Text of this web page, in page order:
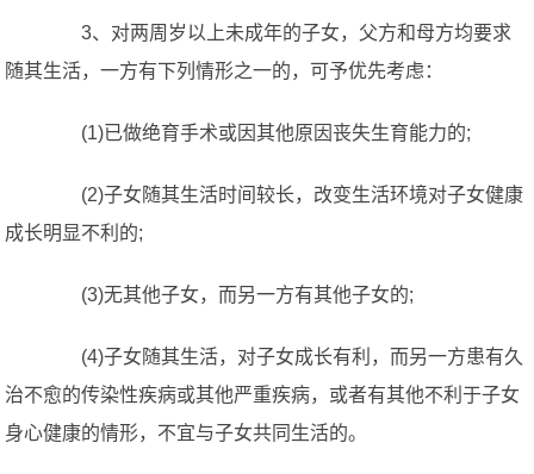
3、对两周岁以上未成年的子女，父方和母方均要求
随其生活，一方有下列情形之一的，可予优先考虑：
(1)已做绝育手术或因其他原因丧失生育能力的;
(2)子女随其生活时间较长，改变生活环境对子女健康
成长明显不利的;
(3)无其他子女，而另一方有其他子女的;
(4)子女随其生活，对子女成长有利，而另一方患有久
治不愈的传染性疾病或其他严重疾病，或者有其他不利于子女
身心健康的情形，不宜与子女共同生活的。